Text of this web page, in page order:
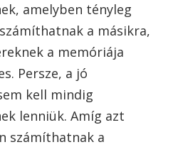
amelyben tényleg
a másikra,
a memóriája
Persze, a jó
kell mindig
lenniük. Amíg azt
számíthatnak a